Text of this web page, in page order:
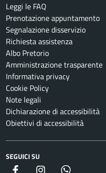
Leggi le FAQ
Prenotazione appuntamento
Segnalazione disservizio
Richiesta assistenza
Albo Pretorio
Amministrazione trasparente
Informativa privacy
Cookie Policy
Note legali
Dichiarazione di accessibilità
Obiettivi di accessibilità
SEGUICI SU
Facebook Instagram